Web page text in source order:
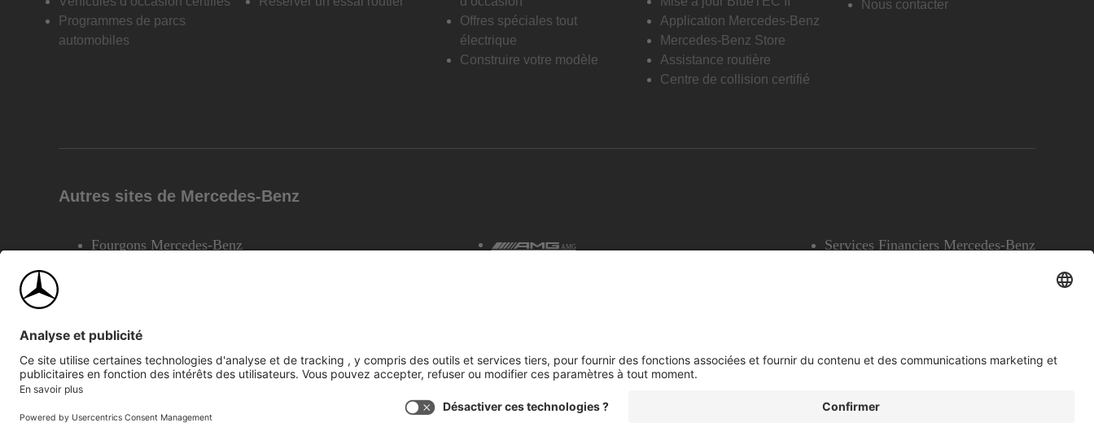
Programmes de parcs
automobiles
Offres spéciales tout
électrique
Construire votre modèle
Application Mercedes-Benz
Mercedes-Benz Store
Assistance routière
Centre de collision certifié
Nous contacter
Autres sites de Mercedes-Benz
Fourgons Mercedes-Benz AMG Services Financiers Mercedes-Benz
©2026 Mercedes-Benz Canada Inc.